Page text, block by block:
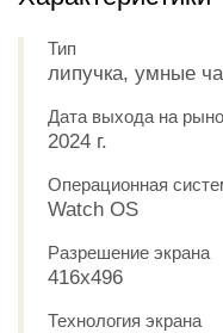
Тип
липучка, умные
Дата выхода на
2024 г.
Операционная
Watch OS
Разрешение экрана
416x496
Технология экрана